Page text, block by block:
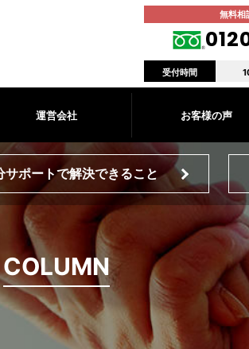
無料相
受付時間
運営会社 お客様の声
サポートで解決できること
COLUMN